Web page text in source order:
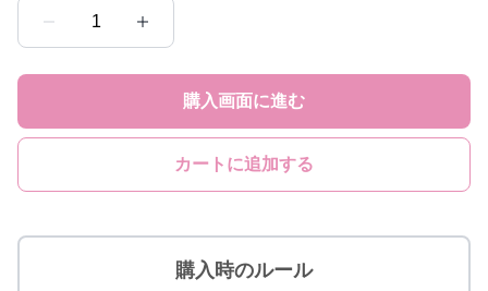
1
購入画面に進む
カートに追加する
購入時のルール